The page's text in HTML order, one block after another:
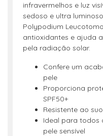
infravermelhos e luz
sedoso e ultra
Polypodium
antioxidantes e ajuda
pela radiação solar.
Confere um
pele
Proporciona
SPF50+
Resistente ao
Ideal para todos
pele sensível